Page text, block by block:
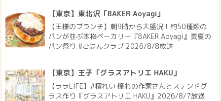
【東京】東北沢「BAKER Aoyagi」
【王様のブランチ】朝9時から大盛況！約50種類の
パンが並ぶ本格ベーカリー『BAKER Aoyagi』真夏の
パン祭り #ごはんクラブ 2026/8/8放送
【東京】王子「グラスアトリエ HAKU」
【ララLIFE】#檀れい 憧れの作家さんとステンドグ
ラス作り『グラスアトリエ HAKU』2026/8/7放送